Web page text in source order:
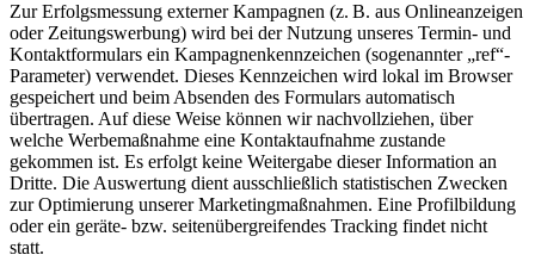
Zur Erfolgsmessung externer Kampagnen (z. B. aus Onlineanzeigen
oder Zeitungswerbung) wird bei der Nutzung unseres Termin- und
Kontaktformulars ein Kampagnenkennzeichen (sogenannter „ref“-
Parameter) verwendet. Dieses Kennzeichen wird lokal im Browser
gespeichert und beim Absenden des Formulars automatisch
übertragen. Auf diese Weise können wir nachvollziehen, über
welche Werbemaßnahme eine Kontaktaufnahme zustande
gekommen ist. Es erfolgt keine Weitergabe dieser Information an
Dritte. Die Auswertung dient ausschließlich statistischen Zwecken
zur Optimierung unserer Marketingmaßnahmen. Eine Profilbildung
oder ein geräte- bzw. seitenübergreifendes Tracking findet nicht
statt.